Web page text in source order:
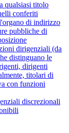
qualsiasi titolo
conferiti
di indirizzo
pubbliche di
dirigenziali (da
distinguano le
dirigenti
titolari di
con funzioni
discrezionali